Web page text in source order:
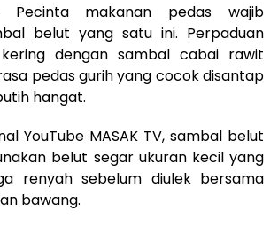
Pecinta makanan pedas wajib
belut yang satu ini. Perpaduan
dengan sambal cabai rawit
pedas gurih yang cocok disantap
hangat.
YouTube MASAK TV, sambal belut
belut segar ukuran kecil yang
renyah sebelum diulek bersama
bawang.